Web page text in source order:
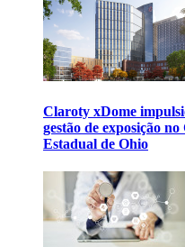
Claroty xDome
gestão de exposição
Estadual de Ohio